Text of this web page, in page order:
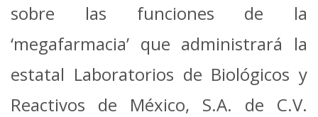
sobre las funciones de la
‘megafarmacia’ que administrará la
estatal Laboratorios de Biológicos y
Reactivos de México, S.A. de C.V.